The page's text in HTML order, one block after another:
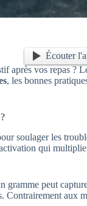
Écouter
après vos repas ?
, les bonnes
soulager les
qui
gramme peut
aux